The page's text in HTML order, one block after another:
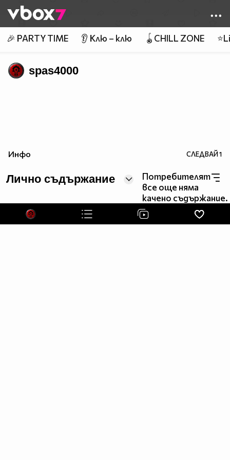
👾
🎉 PARTY TIME 👂 Клю – клю 🪀CHILL ZONE
spas4000
Инфо СЛЕДВАЙ1
Лично съдържание
Потребителят
все още няма
качено съдържание.